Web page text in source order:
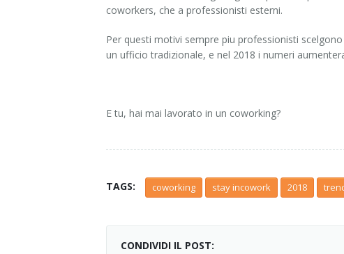
coworkers, che a professionisti esterni.
Per questi motivi sempre piu professionisti
un ufficio tradizionale, e nel 2018 i numeri
E tu, hai mai lavorato in un coworking?
TAGS: coworking stay incowork 2018
CONDIVIDI IL POST: